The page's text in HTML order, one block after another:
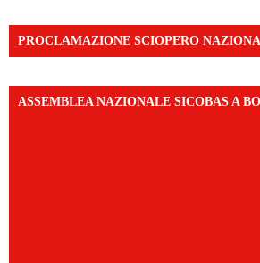
PROCLAMAZIONE SCIOPERO
ASSEMBLEA NAZIONALE SICOBAS A